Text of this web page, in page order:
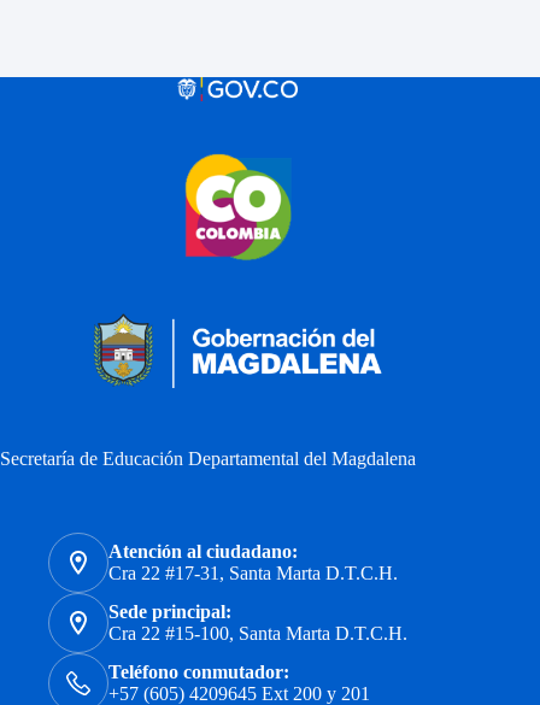
Secretaría de Educación Departamental del Magdalena
Atención al ciudadano:
Cra 22 #17-31, Santa Marta D.T.C.H.
Sede principal:
Cra 22 #15-100, Santa Marta D.T.C.H.
Teléfono conmutador:
+57 (605) 4209645 Ext 200 y 201